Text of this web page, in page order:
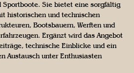
Sportboote. Sie bietet eine sorgfältig
historischen und technischen
Bootsbauern, Werften und
Ergänzt wird das Angebot
technische Einblicke und ein
Austausch unter Enthusiasten